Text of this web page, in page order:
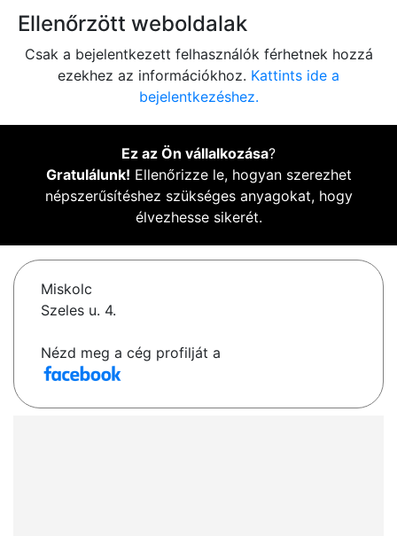
Ellenőrzött weboldalak
Csak a bejelentkezett felhasználók férhetnek hozzá
ezekhez az információkhoz. Kattints ide a
bejelentkezéshez.
Ez az Ön vállalkozása?
Gratulálunk! Ellenőrizze le, hogyan szerezhet
népszerűsítéshez szükséges anyagokat, hogy
élvezhesse sikerét.
Miskolc
Szeles u. 4.
Nézd meg a cég profilját a